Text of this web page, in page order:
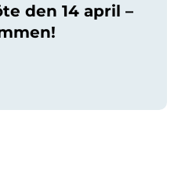
den 14 april –